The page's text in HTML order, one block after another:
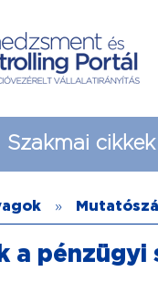
Szakmai cikkek
»
a